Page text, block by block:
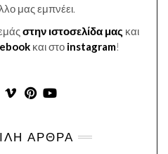
μας εμπνέει.
στην ιστοσελίδα μας και
και στο instagram!
ΑΡΘΡΑ